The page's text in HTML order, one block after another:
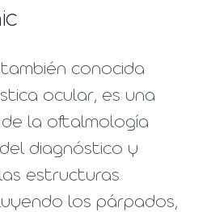
conocida
ocular, es una
la oftalmología
diagnóstico y
estructuras
los párpados,